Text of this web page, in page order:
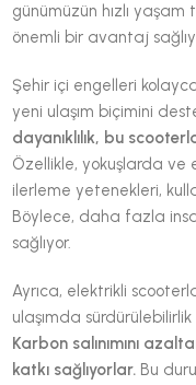
günümüzün hızlı
önemli bir avantaj
Şehir içi engelleri
yeni ulaşım biçimini
dayanıklılık, bu
Özellikle, yokuşlarda ve
ilerleme yetenekleri,
Böylece, daha fazla
sağlıyor.
Ayrıca, elektrikli
ulaşımda
Karbon salınımını
katkı sağlıyorlar. Bu